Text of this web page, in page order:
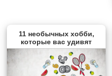
11 необычных хобби,
которые вас удивят